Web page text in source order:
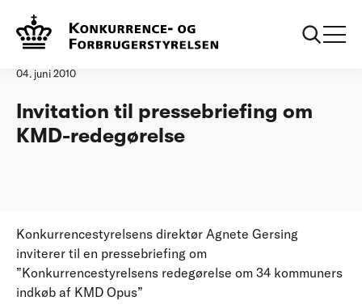
Forside
04. juni 2010
Invitation til pressebriefing om
KMD-redegørelse
Konkurrencestyrelsens direktør Agnete Gersing
inviterer til en pressebriefing om
”Konkurrencestyrelsens redegørelse om 34 kommuners
indkøb af KMD Opus”